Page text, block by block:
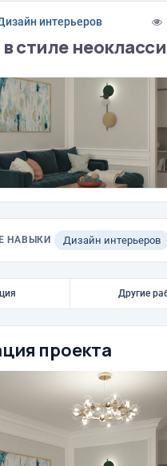
интерьеров
стиле
НАВЫКИ Дизайн интерьеров
Другие
проекта